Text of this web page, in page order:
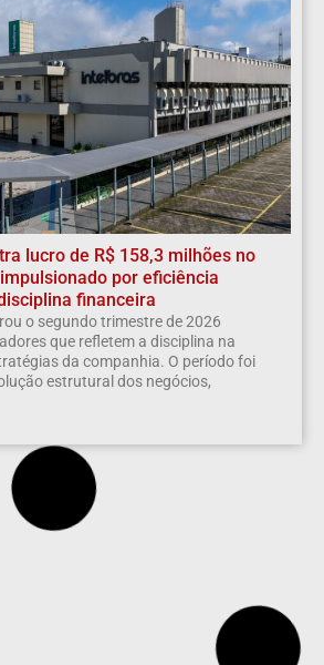
lucro de R$ 158,3 milhões no
por eficiência
financeira
o segundo trimestre de 2026
que refletem a disciplina na
da companhia. O período foi
estrutural dos negócios,